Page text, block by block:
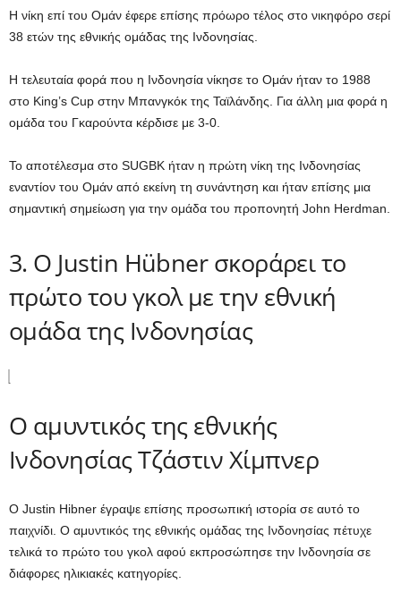
Η νίκη επί του Ομάν έφερε επίσης πρόωρο τέλος στο νικηφόρο σερί
38 ετών της εθνικής ομάδας της Ινδονησίας.
Η τελευταία φορά που η Ινδονησία νίκησε το Ομάν ήταν το 1988
στο King’s Cup στην Μπανγκόκ της Ταϊλάνδης. Για άλλη μια φορά η
ομάδα του Γκαρούντα κέρδισε με 3-0.
Το αποτέλεσμα στο SUGBK ήταν η πρώτη νίκη της Ινδονησίας
εναντίον του Ομάν από εκείνη τη συνάντηση και ήταν επίσης μια
σημαντική σημείωση για την ομάδα του προπονητή John Herdman.
3. Ο Justin Hübner σκοράρει το
πρώτο του γκολ με την εθνική
ομάδα της Ινδονησίας
Ο αμυντικός της εθνικής
Ινδονησίας Τζάστιν Χίμπνερ
Ο Justin Hibner έγραψε επίσης προσωπική ιστορία σε αυτό το
παιχνίδι. Ο αμυντικός της εθνικής ομάδας της Ινδονησίας πέτυχε
τελικά το πρώτο του γκολ αφού εκπροσώπησε την Ινδονησία σε
διάφορες ηλικιακές κατηγορίες.